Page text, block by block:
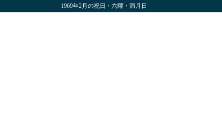
1969年2月の祝日・六曜・満月日